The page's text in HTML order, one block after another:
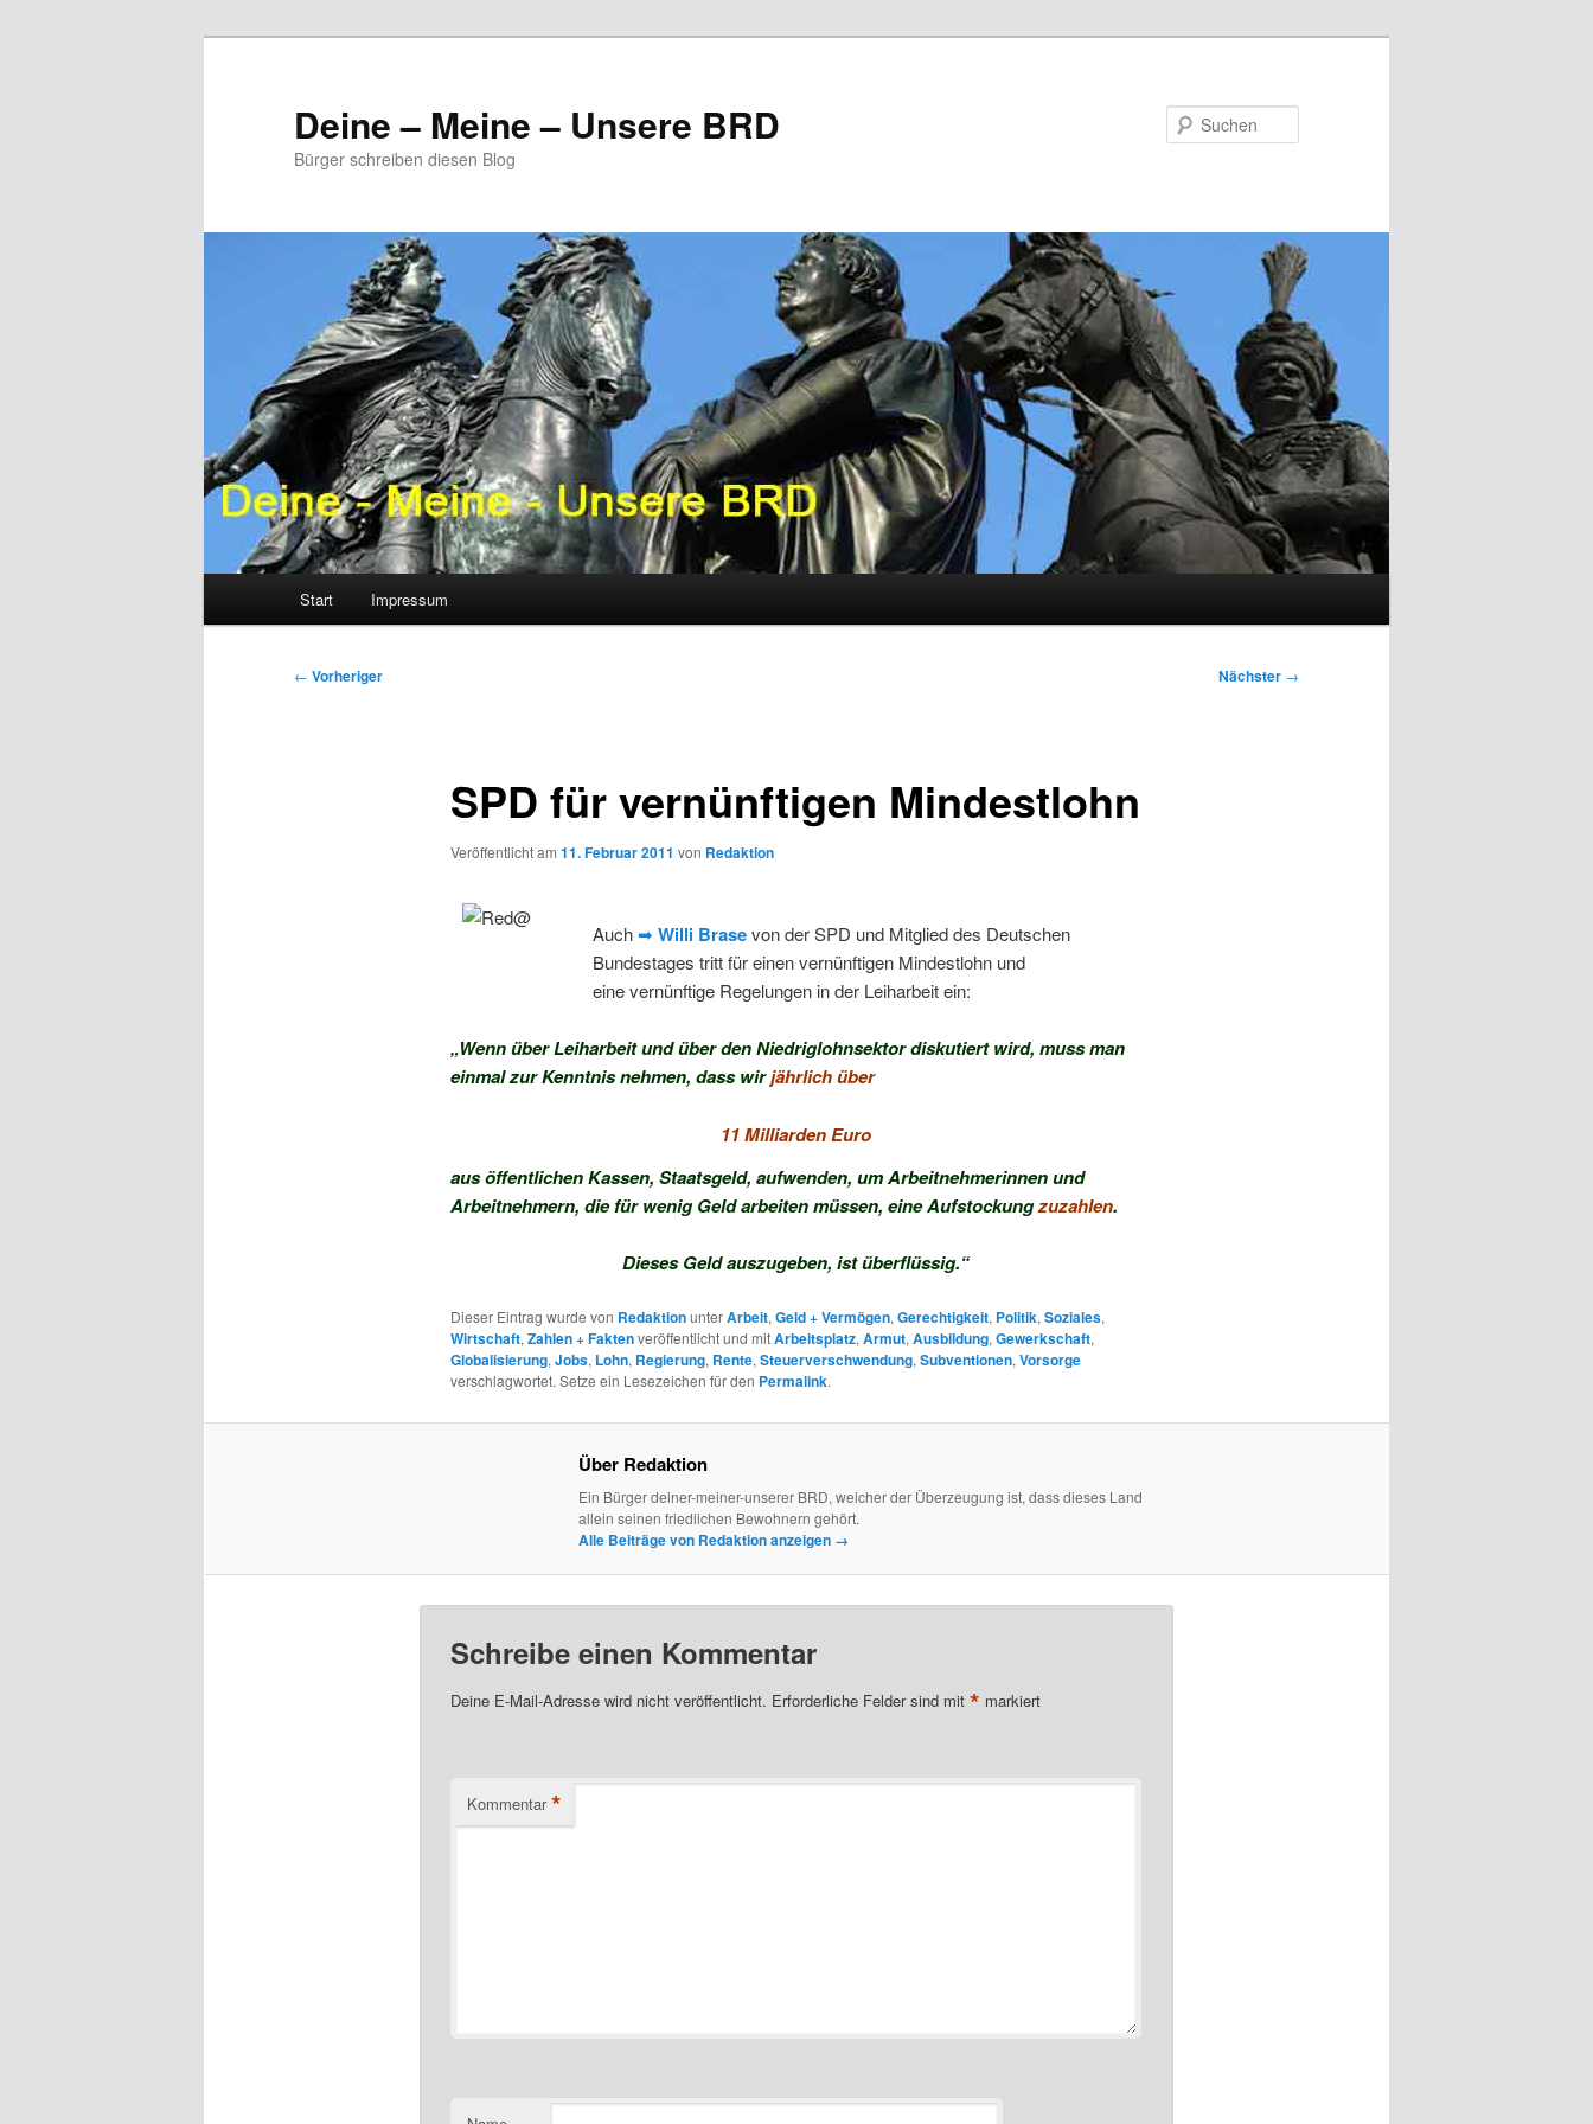
Deine – Meine – Unsere BRD
Bürger schreiben diesen Blog
Start Impressum
Beitragsnavigation
← Vorheriger Nächster →
SPD für vernünftigen Mindestlohn
Veröffentlicht am 11. Februar 2011 von Redaktion
Auch➡ Willi Brasevon der SPD und Mitglied des Deutschen
Bundestages tritt für einen vernünftigen Mindestlohn und
eine vernünftige Regelungen in der Leiharbeit ein:
„Wenn über Leiharbeit und über den Niedriglohnsektor diskutiert wird, muss man
einmal zur Kenntnis nehmen, dass wirjährlich über
11 Milliarden Euro
aus öffentlichen Kassen, Staatsgeld, aufwenden, um Arbeitnehmerinnen und
Arbeitnehmern, die für wenig Geld arbeiten müssen, eine Aufstockungzuzahlen.
Dieses Geld auszugeben, ist überflüssig.“
Dieser Eintrag wurde von RedaktionunterArbeit, Geld + Vermögen, Gerechtigkeit, Politik, Soziales,
Wirtschaft, Zahlen + Faktenveröffentlicht und mitArbeitsplatz, Armut, Ausbildung, Gewerkschaft,
Globalisierung, Jobs, Lohn, Regierung, Rente, Steuerverschwendung, Subventionen, Vorsorge
verschlagwortet. Setze ein Lesezeichen für den Permalink.
Über Redaktion
Ein Bürger deiner-meiner-unserer BRD, welcher der Überzeugung ist, dass dieses Land
allein seinen friedlichen Bewohnern gehört.
Alle Beiträge von Redaktion anzeigen →
Schreibe einen Kommentar
Deine E-Mail-Adresse wird nicht veröffentlicht. Erforderliche Felder sind mit * markiert
Kommentar *